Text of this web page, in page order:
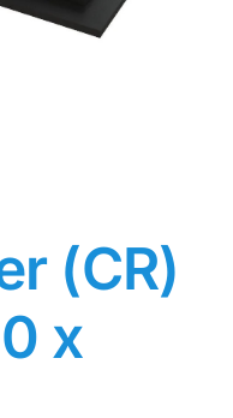
(CR)
x